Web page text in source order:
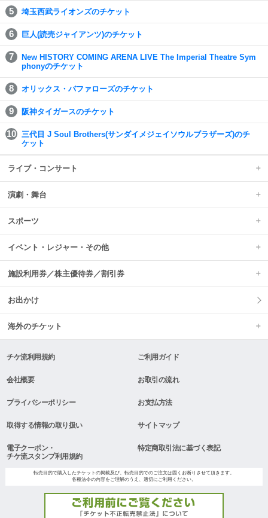
埼玉西武ライオンズのチケット
巨人(読売ジャイアンツ)のチケット
New HISTORY COMING ARENA LIVE The Imperial Theatre Sym
phonyのチケット
オリックス・バファローズのチケット
阪神タイガースのチケット
三代目 J Soul Brothers(サンダイメジェイソウルブラザーズ)のチ
ケット
ライブ・コンサート
演劇・舞台
スポーツ
イベント・レジャー・その他
施設利用券／株主優待券／割引券
お出かけ
海外のチケット
チケ流利用規約 ご利用ガイド
会社概要 お取引の流れ
プライバシーポリシー お支払方法
取得する情報の取り扱い サイトマップ
電子クーポン・
チケ流スタンプ利用規約
特定商取引法に基づく表記
転売目的で購入したチケットの掲載及び、転売目的でのご注文は固くお断りさせて頂きます。
各種法令の内容をご理解のうえ、適切にご利用ください。